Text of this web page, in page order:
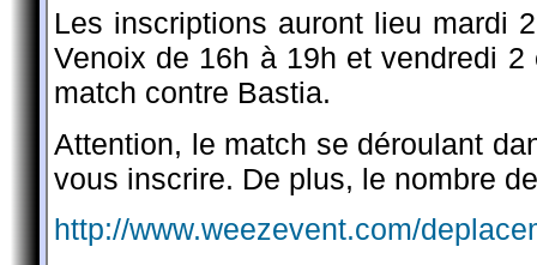
Les inscriptions auront lieu mardi
Venoix de 16h à 19h et vendredi
match contre Bastia.
Attention, le match se déroulant
vous inscrire. De plus, le nombre
http://www.weezevent.com/